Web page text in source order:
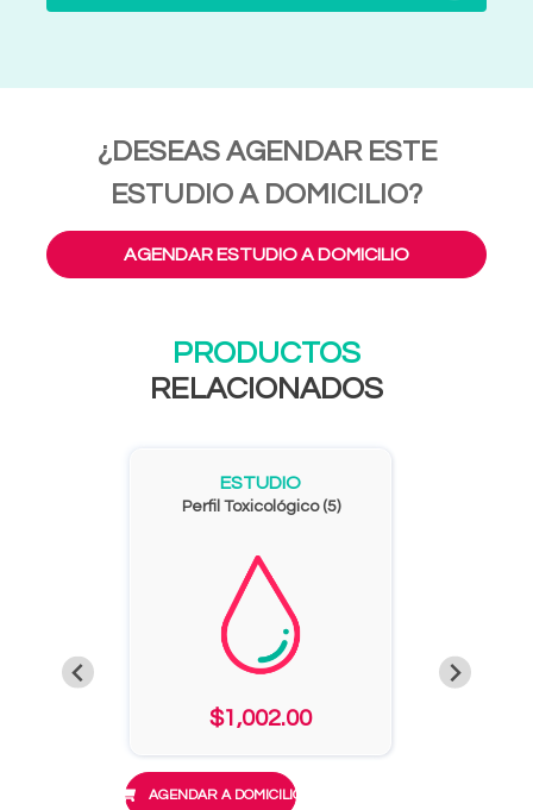
¿DESEAS AGENDAR ESTE
ESTUDIO A DOMICILIO?
AGENDAR ESTUDIO A DOMICILIO
PRODUCTOS
RELACIONADOS
ESTUDIO
Perfil Toxicológico (5)
$1,002.00
AGENDAR A DOMICILIO